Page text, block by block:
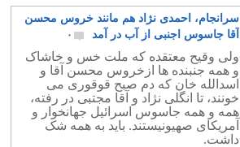
سرانجام، احمدی نژاد هم مانند خروس محسن
آقا جاسوس اجنبی از آب در آمد
۰
ولی وقیح معتقده که ملت خس و خاشاک
و همه جنبنده ها ازخروس محسن آقا و
اسدالله خان که دم صبح قوقوری می
خونند، تا انگلی نژاد و آقا مجتبی در رفته،
همه و همه جاسوس اسرائیل جهانخوار و
آمریکای صهیونیستند. باید به همه شک
داشت.